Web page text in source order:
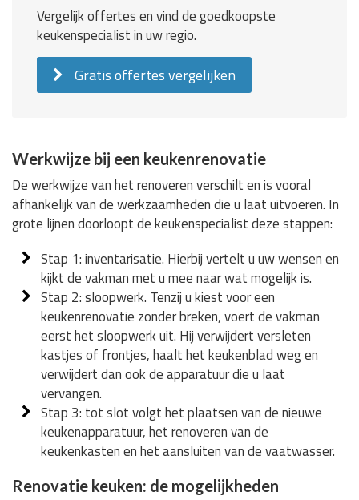
Vergelijk offertes en vind de goedkoopste
keukenspecialist in uw regio.
Gratis offertes vergelijken
Werkwijze bij een keukenrenovatie
De werkwijze van het renoveren verschilt en is vooral
afhankelijk van de werkzaamheden die u laat uitvoeren. In
grote lijnen doorloopt de keukenspecialist deze stappen:
Stap 1: inventarisatie. Hierbij vertelt u uw wensen en
kijkt de vakman met u mee naar wat mogelijk is.
Stap 2: sloopwerk. Tenzij u kiest voor een
keukenrenovatie zonder breken, voert de vakman
eerst het sloopwerk uit. Hij verwijdert versleten
kastjes of frontjes, haalt het keukenblad weg en
verwijdert dan ook de apparatuur die u laat
vervangen.
Stap 3: tot slot volgt het plaatsen van de nieuwe
keukenapparatuur, het renoveren van de
keukenkasten en het aansluiten van de vaatwasser.
Renovatie keuken: de mogelijkheden